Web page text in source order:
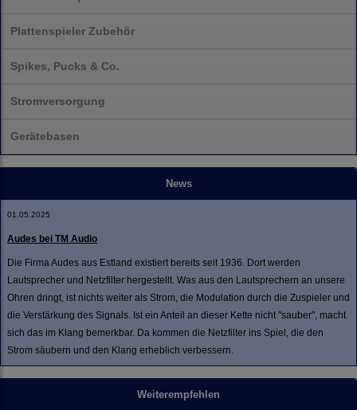
Plattenspieler Zubehör
Spikes, Pucks & Co.
Stromversorgung
Gerätebasen
News
01.05.2025
Audes bei TM Audio
Die Firma Audes aus Estland existiert bereits seit 1936. Dort werden
Lautsprecher und Netzfilter hergestellt. Was aus den Lautsprechern an unsere
Ohren dringt, ist nichts weiter als Strom, die Modulation durch die Zuspieler und
die Verstärkung des Signals. Ist ein Anteil an dieser Kette nicht "sauber", macht
sich das im Klang bemerkbar. Da kommen die Netzfilter ins Spiel, die den
Strom säubern und den Klang erheblich verbessern.
Weiterempfehlen